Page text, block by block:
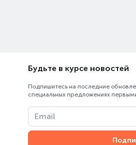
Будьте в курсе новостей
Подпишитесь на последние
специальных предложениях
Email